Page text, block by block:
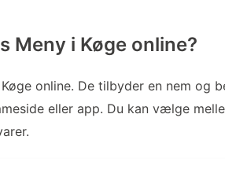
Meny i Køge online?
online. De tilbyder en nem og
eller app. Du kan vælge